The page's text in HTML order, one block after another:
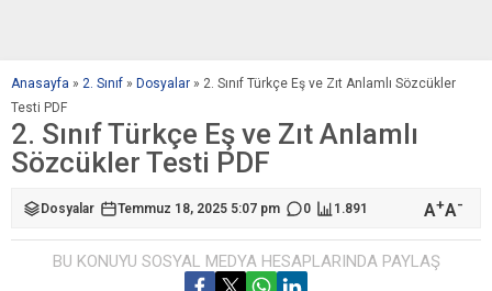
Anasayfa » 2. Sınıf » Dosyalar » 2. Sınıf Türkçe Eş ve Zıt Anlamlı Sözcükler
Testi PDF
2. Sınıf Türkçe Eş ve Zıt Anlamlı
Sözcükler Testi PDF
Dosyalar Temmuz 18, 2025 5:07 pm 0 1.891 A+A-
BU KONUYU SOSYAL MEDYA HESAPLARINDA PAYLAŞ